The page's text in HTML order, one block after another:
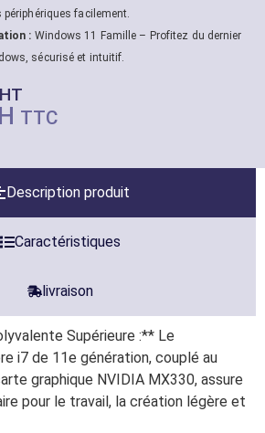
facilement.
: Windows 11 Famille – Profitez du dernier
sécurisé et intuitif.
HT
TTC
Description produit
Caractéristiques
livraison
Supérieure :** Le
i7 de 11e génération, couplé au
graphique NVIDIA MX330, assure
pour le travail, la création légère et